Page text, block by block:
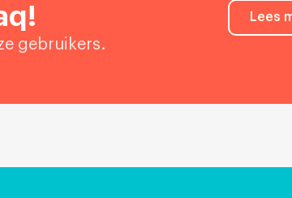
gebruikers.
Lees